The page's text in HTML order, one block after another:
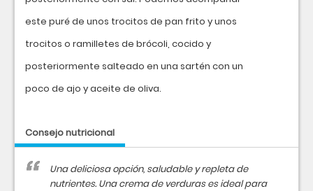
este puré de unos trocitos de pan frito y unos
trocitos o ramilletes de brócoli, cocido y
posteriormente salteado en una sartén con un
poco de ajo y aceite de oliva.
Consejo nutricional
Una deliciosa opción, saludable y repleta de
nutrientes. Una crema de verduras es ideal para